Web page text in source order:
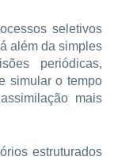
seletivos
além da simples
periódicas,
simular o tempo
mais
estruturados